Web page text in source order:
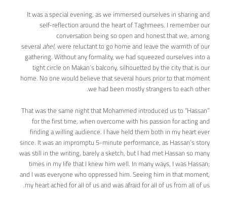
It was a special evening, as we immersed ourselves in sharing and
self-reflection around the heart of Taghmees. I remember our
conversation being so open and honest that we, among
several ahel,were reluctant to go home and leave the warmth of our
gathering. Without any formality, we had squeezed ourselves into a
tight circle on Makan’s balcony, silhouetted by the city that is our
home. No one would believe that several hours prior to that moment
we had been mostly strangers to each other.
That was the same night that Mohammed introduced us to “Hassan”
for the first time, when overcome with his passion for acting and
finding a willing audience. I have held them both in my heart ever
since. It was an impromptu 5-minute performance, as Hassan’s story
was still in the writing, barely a sketch, but I had met Hassan so many
times in my life that I knew him well. In many ways, I was Hassan;
and I was everyone who oppressed him. Seeing him in that moment,
my heart ached for all of us and was afraid for all of us from all of us.